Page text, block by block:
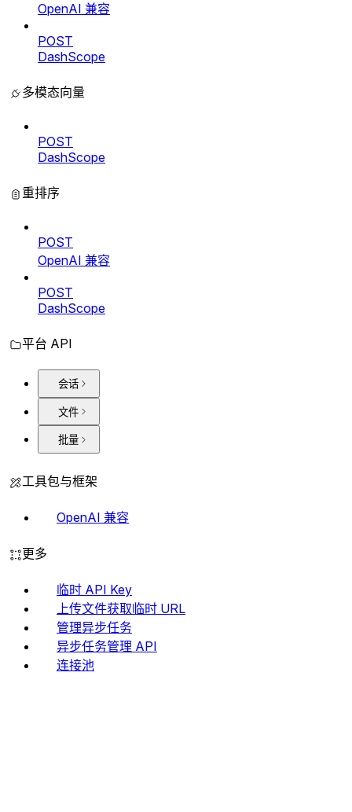
OpenAI 兼容
POST
DashScope
多模态向量
POST
DashScope
重排序
POST
OpenAI 兼容
POST
DashScope
平台 API
会话
文件
批量
工具包与框架
OpenAI 兼容
更多
临时 API Key
上传文件获取临时 URL
管理异步任务
异步任务管理 API
连接池